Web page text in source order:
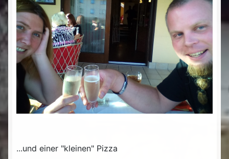
...und einer "kleinen" Pizza